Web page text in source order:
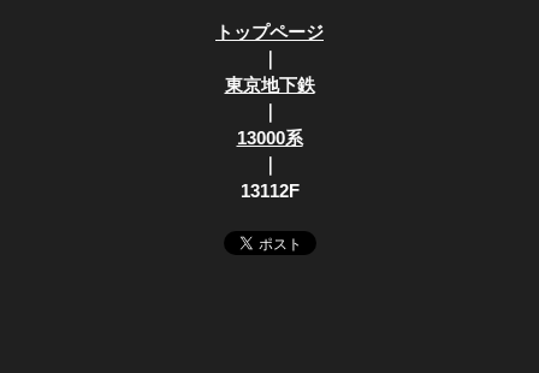
トップページ
｜
東京地下鉄
｜
13000系
｜
13112F